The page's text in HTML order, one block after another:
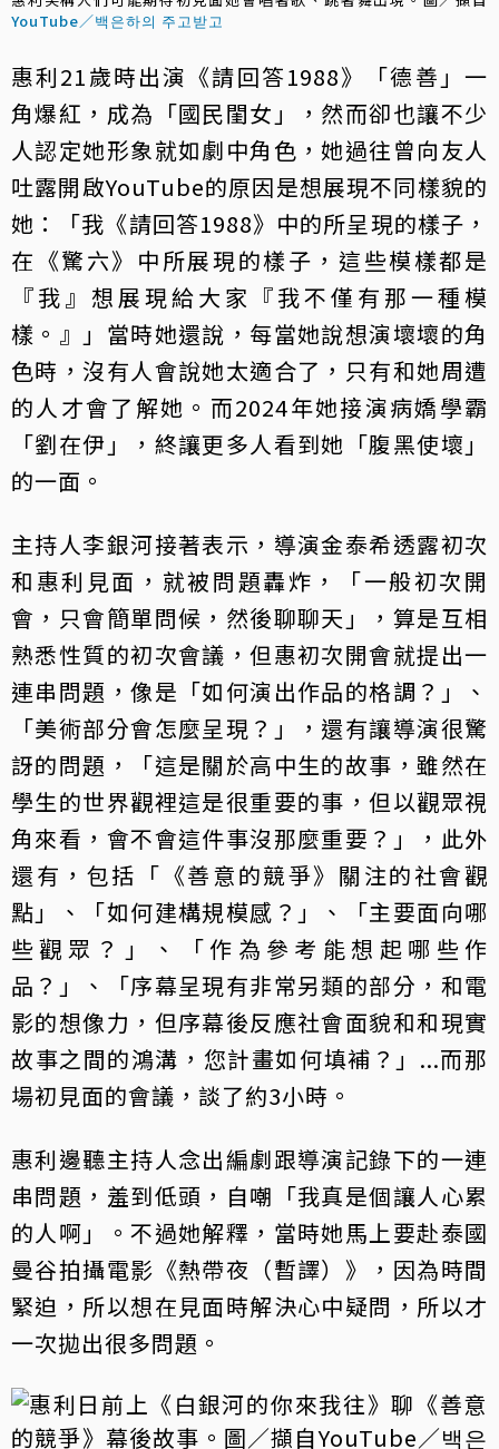
YouTube／백은하의 주고받고
惠利21歲時出演《請回答1988》「德善」一
角爆紅，成為「國民閨女」，然而卻也讓不少
人認定她形象就如劇中角色，她過往曾向友人
吐露開啟YouTube的原因是想展現不同樣貌的
她：「我《請回答1988》中的所呈現的樣子，
在《驚六》中所展現的樣子，這些模樣都是
『我』想展現給大家『我不僅有那一種模
樣。』」當時她還說，每當她說想演壞壞的角
色時，沒有人會說她太適合了，只有和她周遭
的人才會了解她。而2024年她接演病嬌學霸
「劉在伊」，終讓更多人看到她「腹黑使壞」
的一面。
主持人李銀河接著表示，導演金泰希透露初次
和惠利見面，就被問題轟炸，「一般初次開
會，只會簡單問候，然後聊聊天」，算是互相
熟悉性質的初次會議，但惠初次開會就提出一
連串問題，像是「如何演出作品的格調？」、
「美術部分會怎麼呈現？」，還有讓導演很驚
訝的問題，「這是關於高中生的故事，雖然在
學生的世界觀裡這是很重要的事，但以觀眾視
角來看，會不會這件事沒那麼重要？」，此外
還有，包括「《善意的競爭》關注的社會觀
點」、「如何建構規模感？」、「主要面向哪
些觀眾？」、「作為參考能想起哪些作
品？」、「序幕呈現有非常另類的部分，和電
影的想像力，但序幕後反應社會面貌和和現實
故事之間的鴻溝，您計畫如何填補？」...而那
場初見面的會議，談了約3小時。
惠利邊聽主持人念出編劇跟導演記錄下的一連
串問題，羞到低頭，自嘲「我真是個讓人心累
的人啊」。不過她解釋，當時她馬上要赴泰國
曼谷拍攝電影《熱帶夜（暫譯）》，因為時間
緊迫，所以想在見面時解決心中疑問，所以才
一次拋出很多問題。